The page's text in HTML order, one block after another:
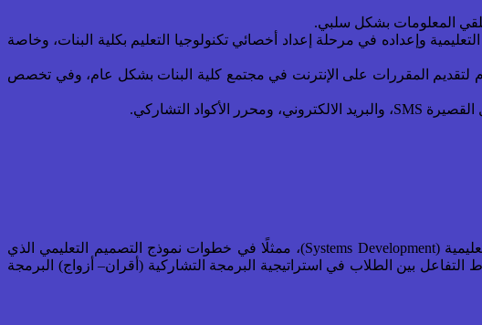
وإعداده في مرحلة إعداد أخصائي تكنولوجيا التعليم بكلية البنات، وخاصة
لتقديم المقررات على الإنترنت في مجتمع كلية البنات بشكل عام، وفي تخصص
استخدام منهج البحث التكنولوجي، وهو منهج البحث التطويري (Developmental Research) المستخدم في تطوير المنظومات التعليمية (Systems Development)، ممثلًا في خطوات نموذج التصميم التعليمي الذي
بين الطلاب في استراتيجية البرمجة التشاركية (أقران– أزواج) البرمجة